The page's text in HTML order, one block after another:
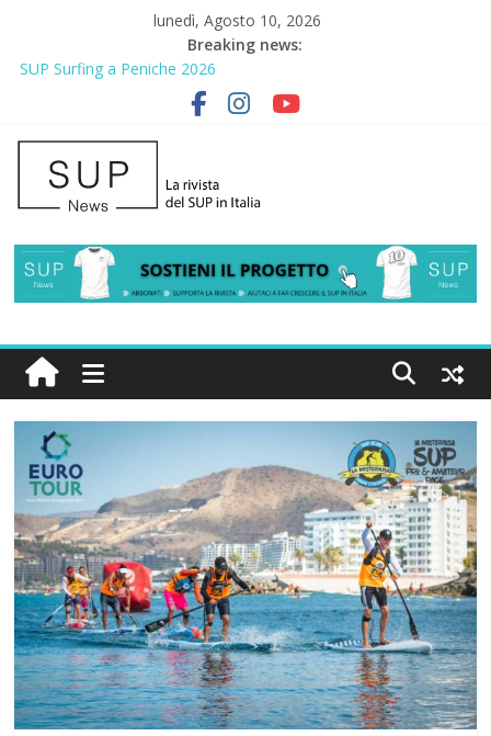
lunedì, Agosto 10, 2026
Breaking news:
SUP Surfing a Peniche 2026
AirSUP a Gallico: prima storica gara per Reggio Calabria
Gallico Paddle Fest 2026: sul lungomare di Gallico torna la festa
del SUP
Porto Selvaggio, a lezione di soccorso con la giornata della
prevenzione
2° Urban Sup Trophy: la regata solidale per lo IOR